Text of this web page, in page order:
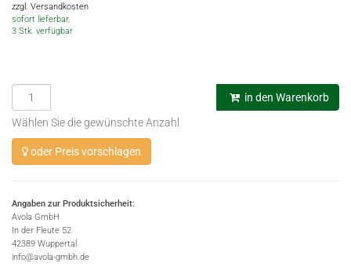
zzgl. Versandkosten
sofort lieferbar,
3 Stk. verfügbar
in den Warenkorb
Wählen Sie die gewünschte Anzahl
oder Preis vorschlagen
Angaben zur Produktsicherheit:
Avola GmbH
In der Fleute 52
42389 Wuppertal
info@avola-gmbh.de